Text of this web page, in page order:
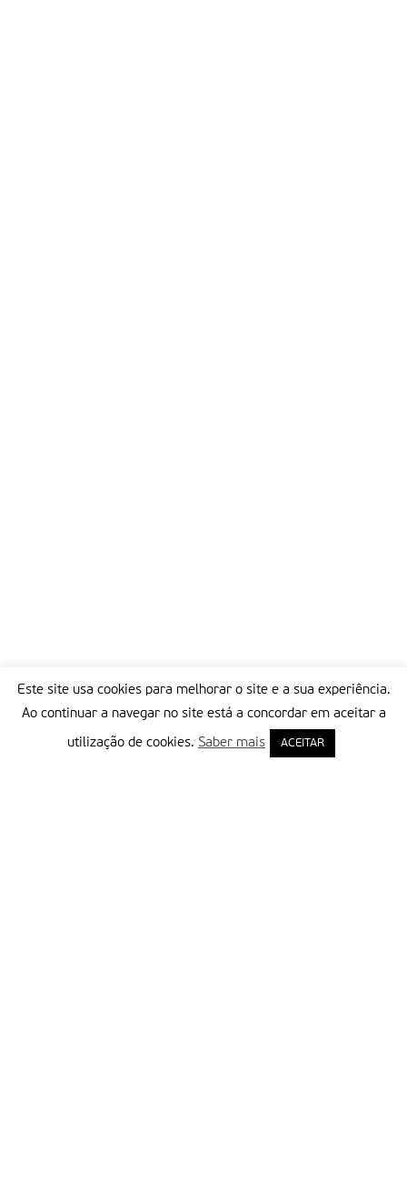
Este site usa cookies para melhorar o site e a sua experiência.
Ao continuar a navegar no site está a concordar em aceitar a
utilização de cookies. Saber mais ACEITAR